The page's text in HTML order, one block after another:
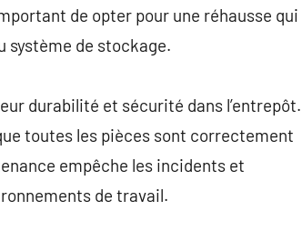
de opter pour une réhausse qui
système de stockage.
durabilité et sécurité dans l’entrepôt.
toutes les pièces sont correctement
empêche les incidents et
de travail.